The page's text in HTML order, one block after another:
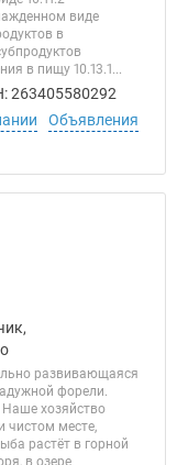
виде
в
в пищу 10.13.1...
263405580292
Объявления
развивающаяся
форели.
хозяйство
чистом месте,
растёт в горной
в озере